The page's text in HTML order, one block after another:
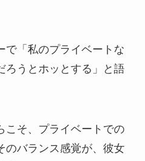
で「私のプライベートな
ろうとホッとする」と語
こそ、プライベートでの
のバランス感覚が、彼女